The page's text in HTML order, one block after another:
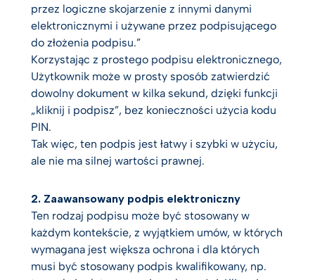
przez logiczne skojarzenie z innymi danymi
elektronicznymi i używane przez podpisującego
do złożenia podpisu.”
Korzystając z prostego podpisu elektronicznego,
Użytkownik może w prosty sposób zatwierdzić
dowolny dokument w kilka sekund, dzięki funkcji
„kliknij i podpisz”, bez konieczności użycia kodu
PIN.
Tak więc, ten podpis jest łatwy i szybki w użyciu,
ale nie ma silnej wartości prawnej.
2. Zaawansowany podpis elektroniczny
Ten rodzaj podpisu może być stosowany w
każdym kontekście, z wyjątkiem umów, w których
wymagana jest większa ochrona i dla których
musi być stosowany podpis kwalifikowany, np.